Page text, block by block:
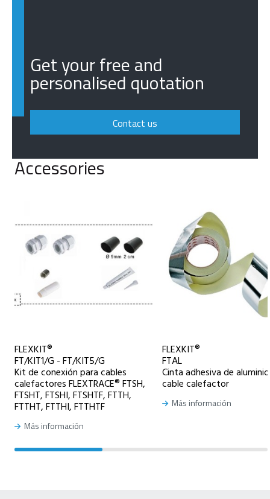
Get your free and
personalised quotation
Contact us
Accessories
FLEXKIT®
FT/KIT1/G - FT/KIT5/G
Kit de conexión para cables
calefactores FLEXTRACE® FTSH,
FTSHT, FTSHI, FTSHTF, FTTH,
FTTHT, FTTHI, FTTHTF
Más información
FLEXKIT®
FTAL
Cinta adhesiva de
cable calefactor
Más información